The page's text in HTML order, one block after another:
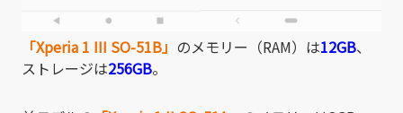
「Xperia 1 III SO-51B」 のメモリー（RAM）は12GB、
ストレージは256GB。